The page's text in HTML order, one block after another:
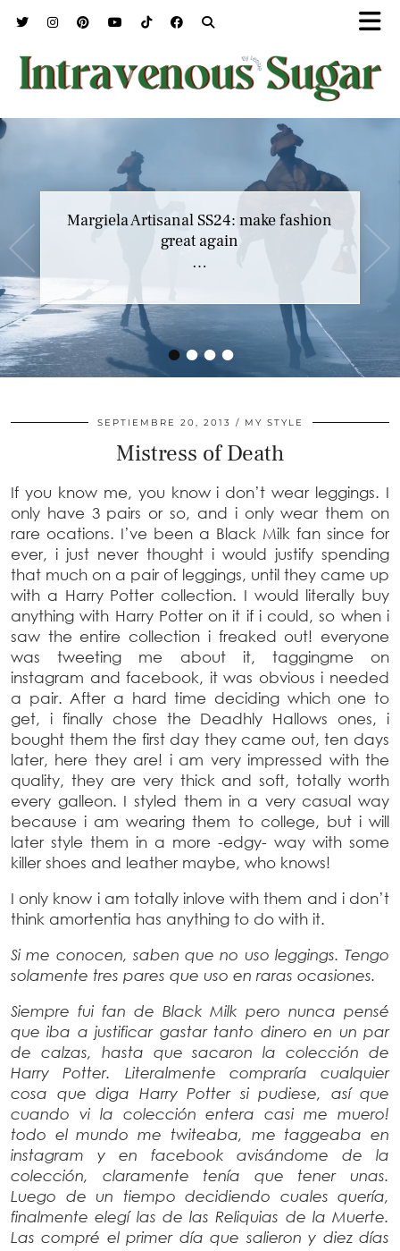
••••
Margiela Artisanal SS24: make fashion
great again
…
Marc Jacobs SS23 y el buscar confort en
nuestros héroes
…
SEPTIEMBRE 20, 2013 MY STYLE
Mistress of Death
If you know me, you know i don’t wear leggings. I
only have 3 pairs or so, and i only wear them on
rare ocations. I’ve been a Black Milk fan since for
ever, i just never thought i would justify spending
that much on a pair of leggings, until they came up
with a Harry Potter collection. I would literally buy
anything with Harry Potter on it if i could, so when i
saw the entire collection i freaked out! everyone
was tweeting me about it, taggingme on
instagram and facebook, it was obvious i needed
a pair. After a hard time deciding which one to
get, i finally chose the Deadhly Hallows ones, i
bought them the first day they came out, ten days
later, here they are! i am very impressed with the
quality, they are very thick and soft, totally worth
every galleon. I styled them in a very casual way
because i am wearing them to college, but i will
later style them in a more -edgy- way with some
killer shoes and leather maybe, who knows!
I only know i am totally inlove with them and i don’t
think amortentia has anything to do with it.
Si me conocen, saben que no uso leggings. Tengo
solamente tres pares que uso en raras ocasiones.
Siempre fui fan de Black Milk pero nunca pensé
que iba a justificar gastar tanto dinero en un par
de calzas, hasta que sacaron la colección de
Harry Potter. Literalmente compraría cualquier
cosa que diga Harry Potter si pudiese, así que
cuando vi la colección entera casi me muero!
todo el mundo me twiteaba, me taggeaba en
instagram y en facebook avisándome de la
colección, claramente tenía que tener unas.
Luego de un tiempo decidiendo cuales quería,
finalmente elegí las de las Reliquias de la Muerte.
Las compré el primer día que salieron y diez días